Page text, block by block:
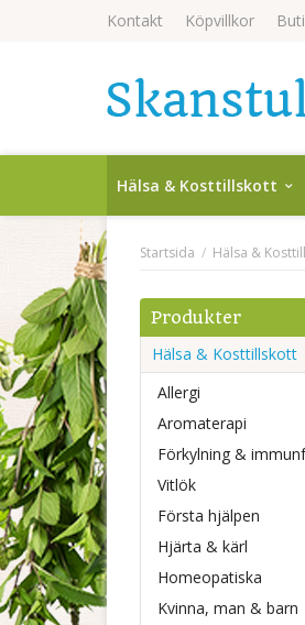
Kontakt Köpvillkor
Hälsa & Kosttillskott
Startsida / Hälsa &
Produkter
Hälsa & Kosttillskott
Allergi
Aromaterapi
Förkylning &
Vitlök
Första hjälpen
Hjärta & kärl
Homeopatiska
Kvinna, man & barn